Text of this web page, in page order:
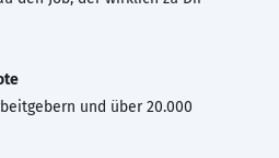
und über 20.000